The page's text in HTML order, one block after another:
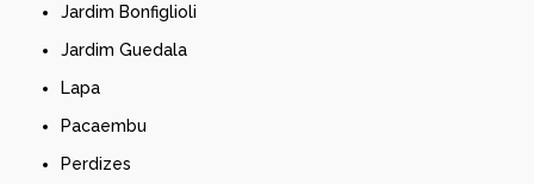
Jardim Bonfiglioli
Jardim Guedala
Lapa
Pacaembu
Perdizes